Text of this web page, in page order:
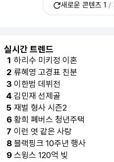
새로운 콘텐츠 1 /
실시간 트렌드
1 하리수 미키정 이혼
2 류혜영 고경표 친분
3 이한범 데뷔전
4 김민재 선제골
5 재벌 형사 시즌2
6 황희 폐버스 청년주택
7 이런 엿 같은 사랑
8 블랙핑크 10주년 행사
9 스윙스 120억 빚